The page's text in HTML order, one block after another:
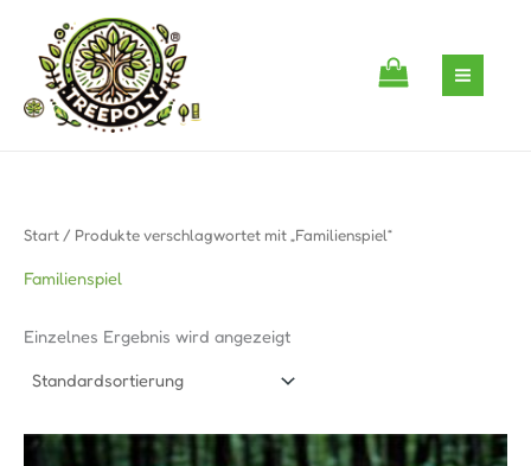
springen
r
P
r
o
Start / Produkte verschlagwortet mit „Familienspiel“
Familienspiel
Einzelnes Ergebnis wird angezeigt